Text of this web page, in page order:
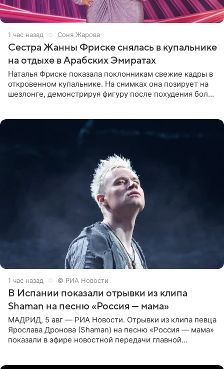
1 час назад Соня Жарова
Сестра Жанны Фриске снялась в купальнике
на отдыхе в Арабских Эмиратах
Наталья Фриске показала поклонникам свежие кадры в
откровенном купальнике. На снимках она позирует на
шезлонге, демонстрируя фигуру после похудения более
1 час назад © РИА Новости
В Испании показали отрывки из клипа
Shaman на песню «Россия — мама»
МАДРИД, 5 авг — РИА Новости. Отрывки из клипа певца
Ярослава Дронова (Shaman) на песню «Россия — мама»
показали в эфире новостной передачи главной